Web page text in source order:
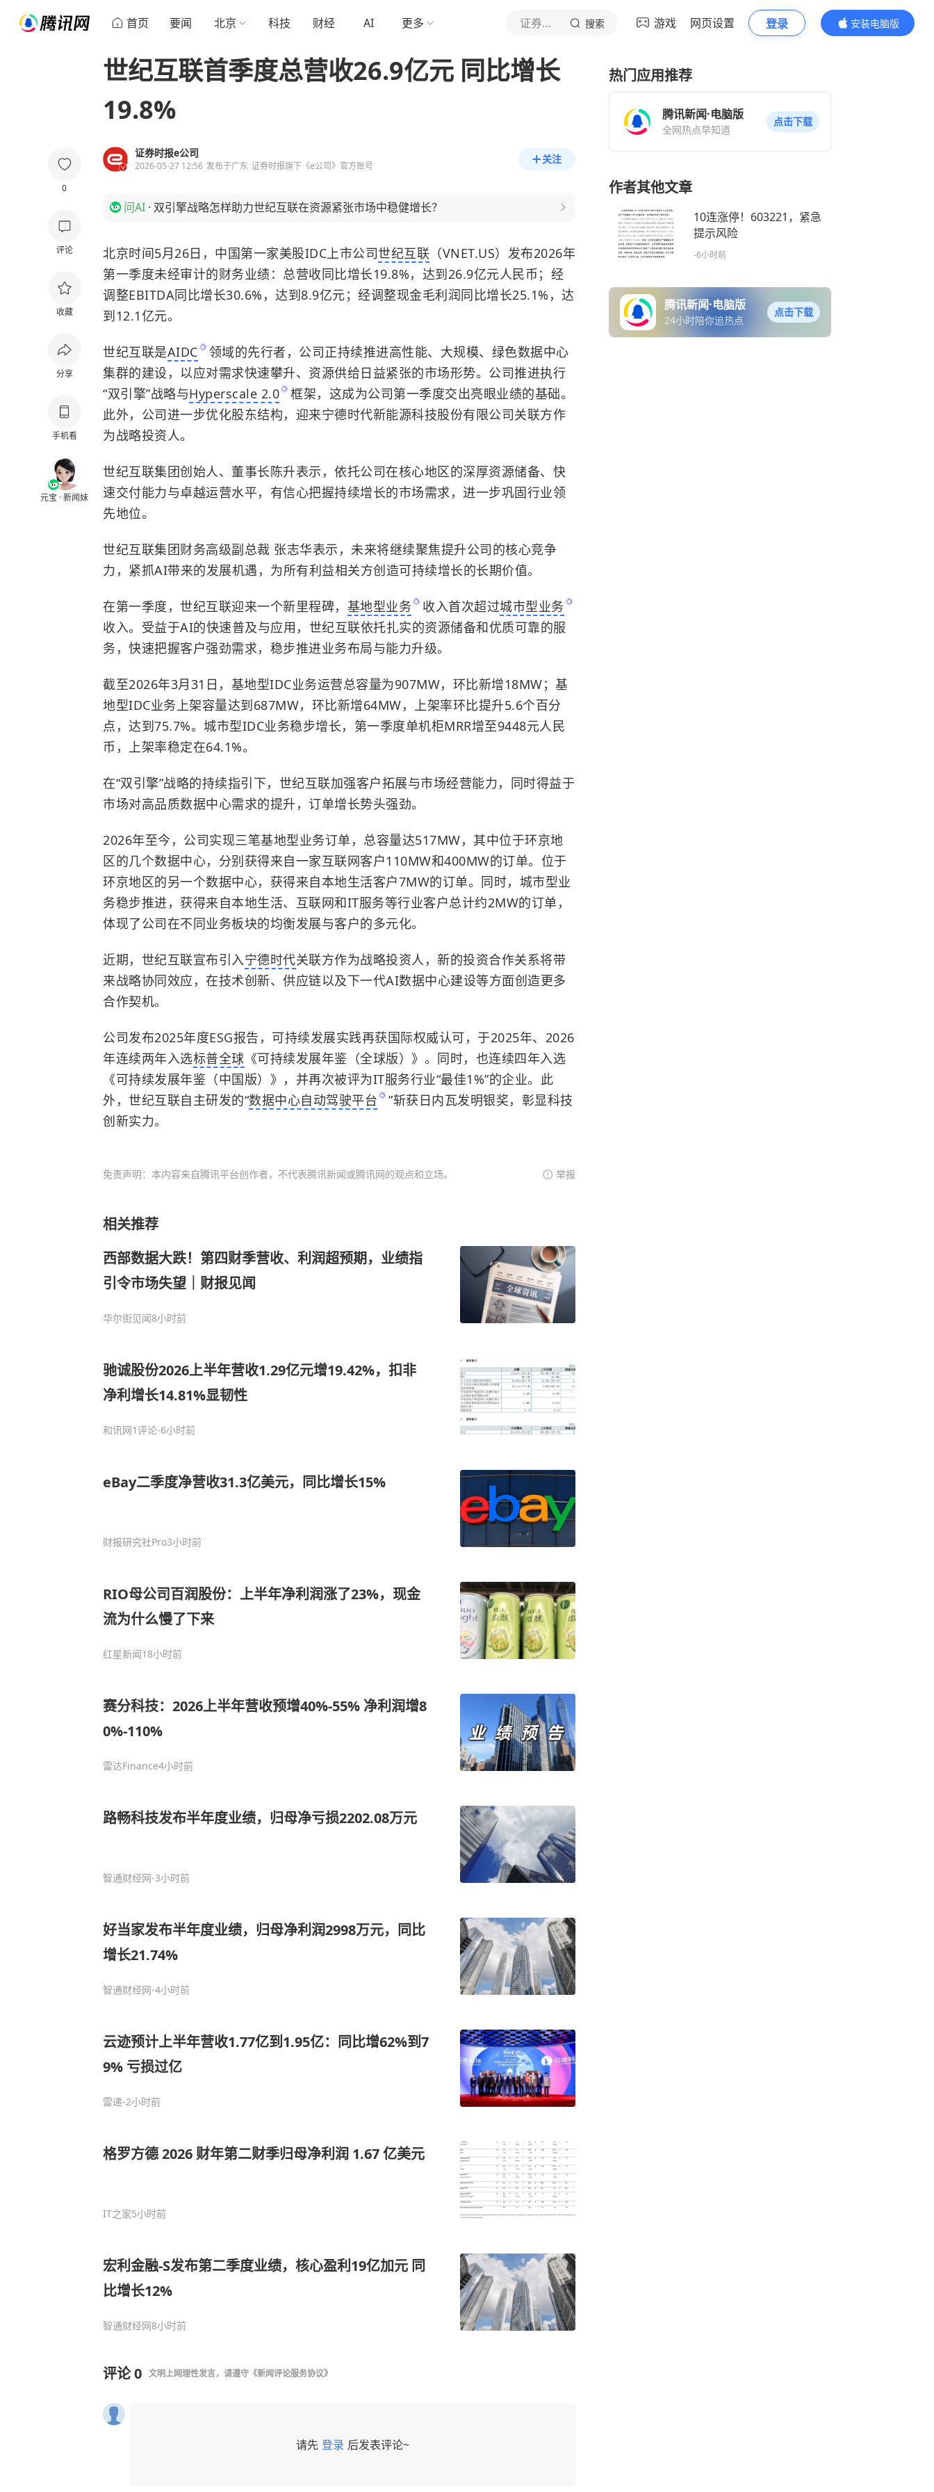
首页 要闻 北京 科技 财经 AI 更多 证券时报e公司 搜索 游戏 网页设置 登录
安装电脑版
内容更精彩
0
评论
收藏
分享
手机看
元宝 · 新闻妹
世纪互联首季度总营收26.9亿元 同比增长
19.8%
证券时报e公司
2026-05-27 12:56 发布于广东 证券时报旗下《e公司》官方账号
关注
问AI · 双引擎战略怎样助力世纪互联在资源紧张市场中稳健增长？
北京时间5月26日，中国第一家美股IDC上市公司世纪互联 （VNET.US）发布2026年
第一季度未经审计的财务业绩：总营收同比增长19.8%，达到26.9亿元人民币；经
调整EBITDA同比增长30.6%，达到8.9亿元；经调整现金毛利润同比增长25.1%，达
到12.1亿元。
世纪互联是AIDC
领域的先行者，公司正持续推进高性能、大规模、绿色数据中心
集群的建设，以应对需求快速攀升、资源供给日益紧张的市场形势。公司推进执行
“双引擎”战略与Hyperscale 2.0
框架，这成为公司第一季度交出亮眼业绩的基础。
此外，公司进一步优化股东结构，迎来宁德时代新能源科技股份有限公司关联方作
为战略投资人。
世纪互联集团创始人、董事长陈升表示，依托公司在核心地区的深厚资源储备、快
速交付能力与卓越运营水平，有信心把握持续增长的市场需求，进一步巩固行业领
先地位。
世纪互联集团财务高级副总裁 张志华表示，未来将继续聚焦提升公司的核心竞争
力，紧抓AI带来的发展机遇，为所有利益相关方创造可持续增长的长期价值。
在第一季度，世纪互联迎来一个新里程碑， 基地型业务 收入首次超过城市型业务
收入。受益于AI的快速普及与应用，世纪互联依托扎实的资源储备和优质可靠的服
务，快速把握客户强劲需求，稳步推进业务布局与能力升级。
截至2026年3月31日，基地型IDC业务运营总容量为907MW，环比新增18MW；基
地型IDC业务上架容量达到687MW，环比新增64MW，上架率环比提升5.6个百分
点，达到75.7%。城市型IDC业务稳步增长，第一季度单机柜MRR增至9448元人民
币，上架率稳定在64.1%。
在“双引擎”战略的持续指引下，世纪互联加强客户拓展与市场经营能力，同时得益于
市场对高品质数据中心需求的提升，订单增长势头强劲。
2026年至今，公司实现三笔基地型业务订单，总容量达517MW，其中位于环京地
区的几个数据中心，分别获得来自一家互联网客户110MW和400MW的订单。位于
环京地区的另一个数据中心，获得来自本地生活客户7MW的订单。同时，城市型业
务稳步推进，获得来自本地生活、互联网和IT服务等行业客户总计约2MW的订单，
体现了公司在不同业务板块的均衡发展与客户的多元化。
近期，世纪互联宣布引入宁德时代关联方作为战略投资人，新的投资合作关系将带
来战略协同效应，在技术创新、供应链以及下一代AI数据中心建设等方面创造更多
合作契机。
公司发布2025年度ESG报告，可持续发展实践再获国际权威认可，于2025年、2026
年连续两年入选标普全球 《可持续发展年鉴（全球版）》。同时，也连续四年入选
《可持续发展年鉴（中国版）》，并再次被评为IT服务行业“最佳1%”的企业。此
外，世纪互联自主研发的“数据中心自动驾驶平台
”斩获日内瓦发明银奖，彰显科技
创新实力。
免责声明：本内容来自腾讯平台创作者，不代表腾讯新闻或腾讯网的观点和立场。 举报
相关推荐
西部数据大跌！第四财季营收、利润超预期，业绩指
引令市场失望｜财报见闻
华尔街见闻8小时前
驰诚股份2026上半年营收1.29亿元增19.42%，扣非
净利增长14.81%显韧性
和讯网1评论-6小时前
eBay二季度净营收31.3亿美元，同比增长15%
财报研究社Pro3小时前
RIO母公司百润股份：上半年净利润涨了23%，现金
流为什么慢了下来
红星新闻18小时前
赛分科技：2026上半年营收预增40%-55% 净利润增8
0%-110%
雷达Finance4小时前
路畅科技发布半年度业绩，归母净亏损2202.08万元
智通财经网-3小时前
好当家发布半年度业绩，归母净利润2998万元，同比
增长21.74%
智通财经网-4小时前
云迹预计上半年营收1.77亿到1.95亿：同比增62%到7
9% 亏损过亿
雷递-2小时前
格罗方德 2026 财年第二财季归母净利润 1.67 亿美元
IT之家5小时前
宏利金融-S发布第二季度业绩，核心盈利19亿加元 同
比增长12%
智通财经网8小时前
评论0 文明上网理性发言，请遵守 《新闻评论服务协议》
请先 登录 后发表评论~
热门应用推荐
腾讯新闻·电脑版
全网热点早知道
点击下载
作者其他文章
10连涨停！603221，紧急
提示风险
-6小时前
腾讯新闻·电脑版
24小时陪你追热点
点击下载